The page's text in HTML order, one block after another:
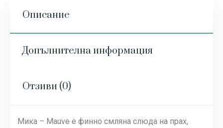
Описание
Допълнителна информация
Отзиви (0)
Мика – Mauve е финно смляна слюда на прах,